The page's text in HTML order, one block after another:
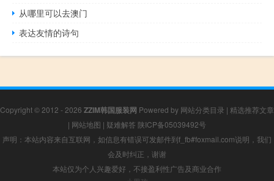
从哪里可以去澳门
表达友情的诗句
Copyright © 2012 - 2026 ZZIM韩国服装网 Powered by 网站分类目录 | 精选推荐文章
| 网站地图 | 疑难解答 陕ICP备05039492号
声明：本站内容来自互联网，如信息有错误可发邮件到f_fb#foxmail.com说明，我们
会及时纠正，谢谢
本站仅为个人兴趣爱好，不接盈利性广告及商业合作